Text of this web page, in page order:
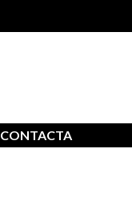
CONTACTA